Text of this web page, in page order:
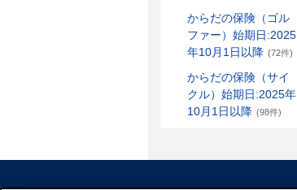
からだの保険（ゴル
ファー）始期日:2025
年10月1日以降 (72件)
からだの保険（サイ
クル）始期日:2025年
10月1日以降 (98件)